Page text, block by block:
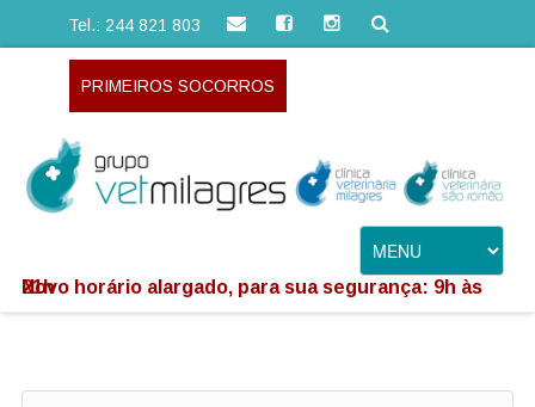
Tel.: 244 821 803
PRIMEIROS SOCORROS
Novo horário alargado, para sua segurança: 9h às 21h